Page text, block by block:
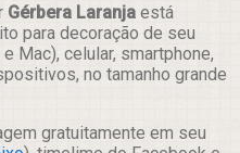
Gérbera Laranja está
para decoração de seu
Mac), celular, smartphone,
no tamanho grande
gratuitamente em seu